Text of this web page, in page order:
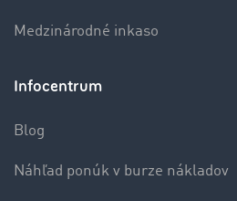
Medzinárodné inkaso
Infocentrum
Blog
Náhľad ponúk v burze nákladov